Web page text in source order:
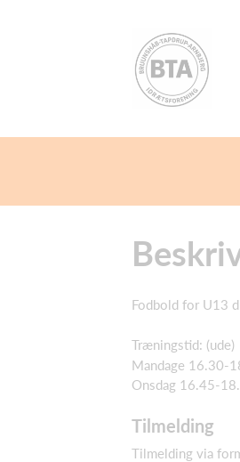
Fodbold for U13
Træningstid: (ude)
Mandage 16.30-
Onsdag 16.45-
Tilmelding
Tilmelding via